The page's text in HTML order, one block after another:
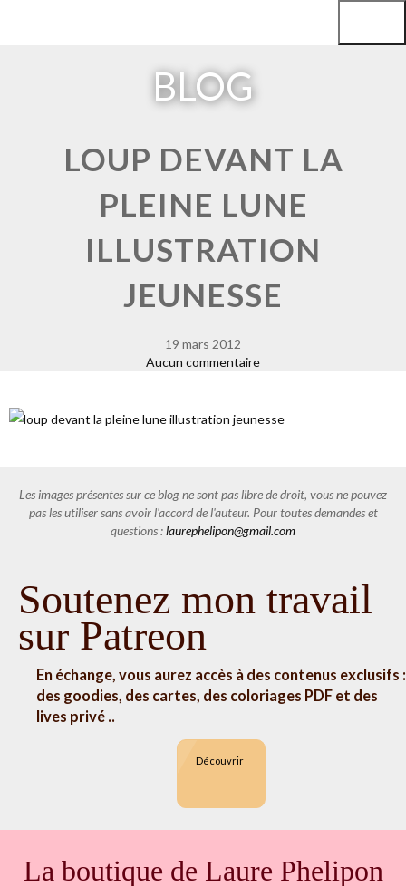
BLOG
LOUP DEVANT LA
PLEINE LUNE
ILLUSTRATION
JEUNESSE
19 mars 2012
Aucun commentaire
Les images présentes sur ce blog ne sont pas libre de droit, vous ne pouvez
pas les utiliser sans avoir l'accord de l'auteur. Pour toutes demandes et
questions :laurephelipon@gmail.com
Soutenez mon travail
sur Patreon
En échange, vous aurez accès à des contenus exclusifs :
des goodies, des cartes, des coloriages PDF et des
lives privé ..
Découvrir
La boutique de Laure Phelipon